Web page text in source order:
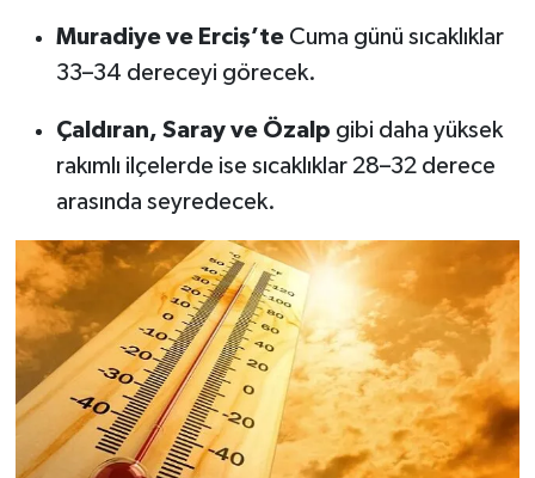
Muradiye ve Erciş’teCuma günü sıcaklıklar
33–34 dereceyi görecek.
Çaldıran, Saray ve Özalp gibi daha yüksek
rakımlı ilçelerde ise sıcaklıklar 28–32 derece
arasında seyredecek.